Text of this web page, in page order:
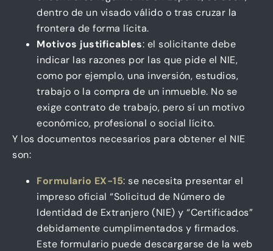
dentro de un visado válido o tras cruzar la
frontera de forma lícita.
Motivos justificables: el solicitante debe
indicar las razones por las que pide el NIE,
como por ejemplo, una inversión, estudios,
trabajo o la compra de un inmueble. No se
exige contrato de trabajo, pero sí un motivo
económico, profesional o social lícito.
Y los documentos necesarios para obtener el NIE
son:
Formulario EX-15: se necesita presentar el
impreso oficial “Solicitud de Número de
Identidad de Extranjero (NIE) y “Certificados”
debidamente cumplimentados y firmados.
Este formulario puede descargarse de la web